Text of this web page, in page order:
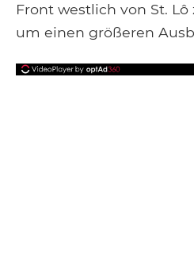
Front westlich von St.
um einen größeren